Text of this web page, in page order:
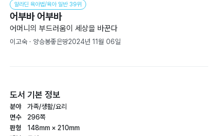
알라딘 육아법/육아 일반 39위
어부바 어부바
어머니의 부드러움이 세상을 바꾼다
이고숙 · 양승봉좋은땅2024년 11월 06일
도서 기본 정보
분야
면수
판형
가족/생활/요리
296쪽
148mm × 210mm